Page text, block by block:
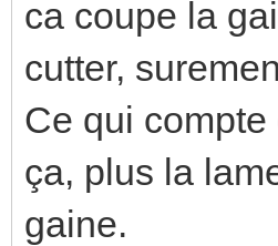
ca coupe la
cutter,
Ce qui
ça, plus la
gaine.